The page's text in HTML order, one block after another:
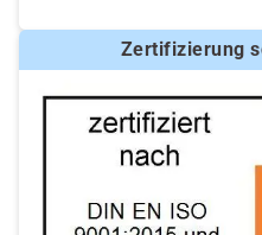
Zertifizierung